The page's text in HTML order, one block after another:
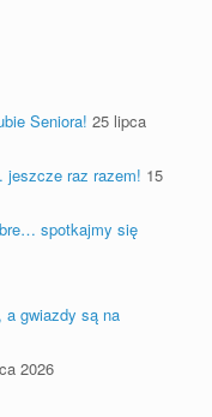
Seniora! 25 lipca
jeszcze raz razem! 15
spotkajmy się
gwiazdy są na
2026